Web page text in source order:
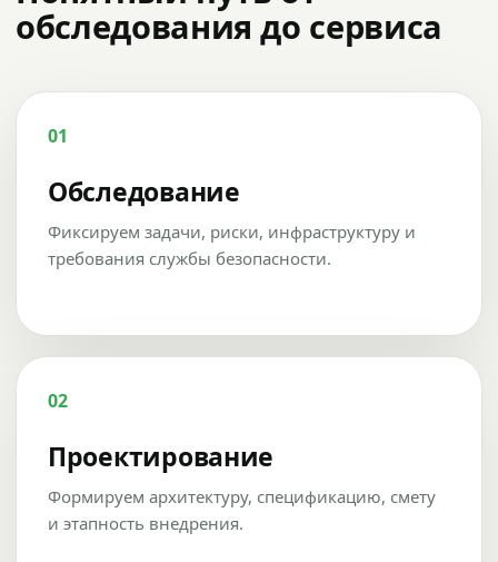
обследования до сервиса
01
Обследование
Фиксируем задачи, риски, инфраструктуру и
требования службы безопасности.
02
Проектирование
Формируем архитектуру, спецификацию, смету
и этапность внедрения.